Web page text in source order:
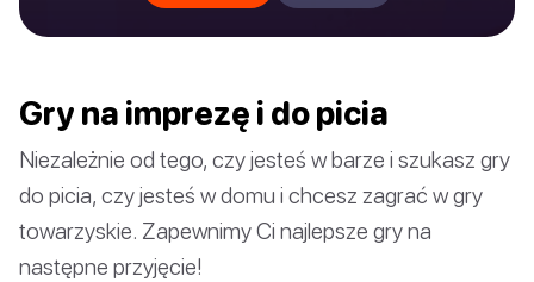
Gry na imprezę i do picia
Niezależnie od tego, czy jesteś w barze i szukasz gry
do picia, czy jesteś w domu i chcesz zagrać w gry
towarzyskie. Zapewnimy Ci najlepsze gry na
następne przyjęcie!